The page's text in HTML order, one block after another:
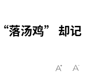
落汤鸡” 却记